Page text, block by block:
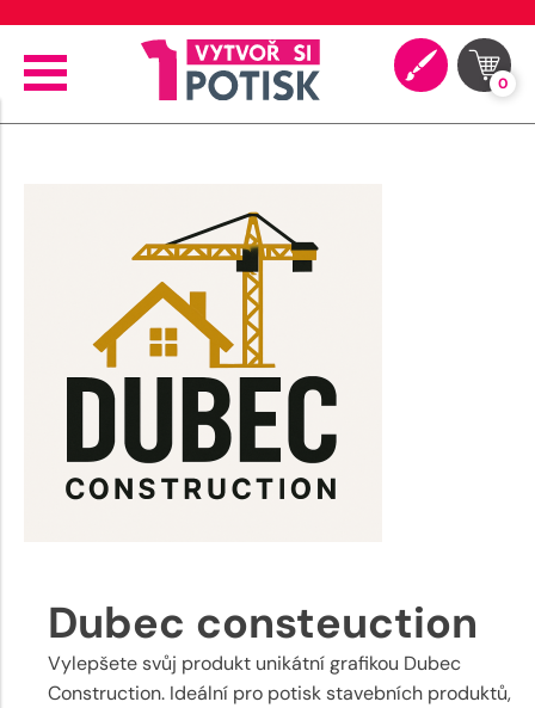
0
Dubec consteuction
Vylepšete svůj produkt unikátní grafikou Dubec
Construction. Ideální pro potisk stavebních produktů,